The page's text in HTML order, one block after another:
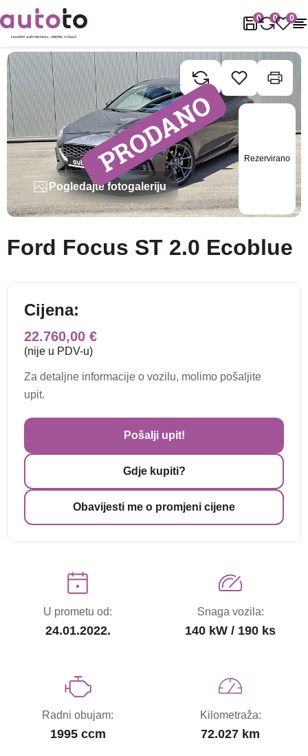
0 0 0
Naslovnica Rabljena vozila Ford Focus ST 2.0
Rezervirano
Pogledajte fotogaleriju
Ford Focus ST 2.0 Ecoblue
Cijena:
22.760,00 €
(nije u PDV-u)
Za detaljne informacije o vozilu, molimo pošaljite
upit.
Pošalji upit!
Gdje kupiti?
Obavijesti me o promjeni cijene
U prometu od:
24.01.2022.
Snaga vozila:
140 kW / 190 ks
Radni obujam:
1995 ccm
Kilometraža:
72.027 km